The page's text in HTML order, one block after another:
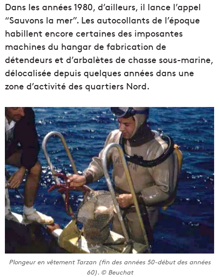
Dans les années 1980, d’ailleurs, il lance l’appel
“Sauvons la mer”. Les autocollants de l’époque
habillent encore certaines des imposantes
machines du hangar de fabrication de
détendeurs et d’arbalètes de chasse sous-marine,
délocalisée depuis quelques années dans une
zone d’activité des quartiers Nord.
Plongeur en vêtement Tarzan (fin des années 50-début des années
60). © Beuchat